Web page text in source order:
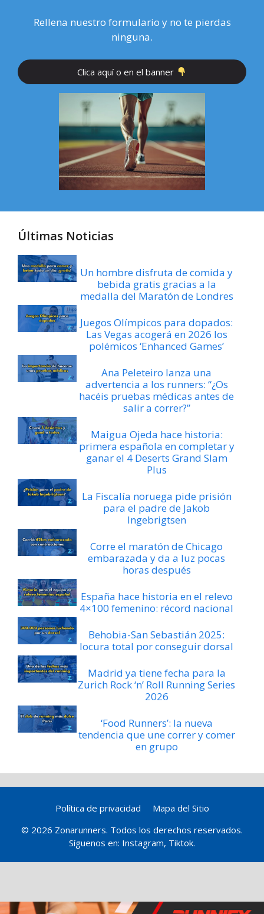
Rellena nuestro formulario y no te pierdas
ninguna.
Clica aquí o en el banner
Últimas Noticias
Un hombre disfruta de comida y
bebida gratis gracias a la
medalla del Maratón de Londres
Juegos Olímpicos para dopados:
Las Vegas acogerá en 2026 los
polémicos ‘Enhanced Games’
Ana Peleteiro lanza una
advertencia a los runners: “¿Os
hacéis pruebas médicas antes de
salir a correr?”
Maigua Ojeda hace historia:
primera española en completar y
ganar el 4 Deserts Grand Slam
Plus
La Fiscalía noruega pide prisión
para el padre de Jakob
Ingebrigtsen
Corre el maratón de Chicago
embarazada y da a luz pocas
horas después
España hace historia en el relevo
4×100 femenino: récord nacional
Behobia-San Sebastián 2025:
locura total por conseguir dorsal
Madrid ya tiene fecha para la
Zurich Rock ‘n’ Roll Running Series
2026
‘Food Runners’: la nueva
tendencia que une correr y comer
en grupo
Política de privacidad
Mapa del Sitio
© 2026 Zonarunners. Todos los derechos reservados.
Síguenos en: Instagram, Tiktok.